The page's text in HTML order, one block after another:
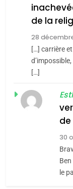
de la
28
[…] carrière
[…]
de
30
le